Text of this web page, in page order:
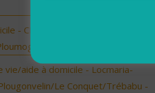
- CDD ou CDI - Plouarzel/
(H/F)
vie/aide à domicile - Locmaria-
Le Conquet/Trébabu -